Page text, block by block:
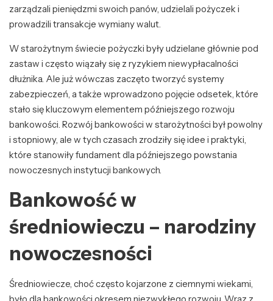
zarządzali pieniędzmi swoich panów, udzielali pożyczek i
prowadzili transakcje wymiany walut.
W starożytnym świecie pożyczki były udzielane głównie pod
zastaw i często wiązały się z ryzykiem niewypłacalności
dłużnika. Ale już wówczas zaczęto tworzyć systemy
zabezpieczeń, a także wprowadzono pojęcie odsetek, które
stało się kluczowym elementem późniejszego rozwoju
bankowości. Rozwój bankowości w starożytności był powolny
i stopniowy, ale w tych czasach zrodziły się idee i praktyki,
które stanowiły fundament dla późniejszego powstania
nowoczesnych instytucji bankowych.
Bankowość w
średniowieczu – narodziny
nowoczesności
Średniowiecze, choć często kojarzone z ciemnymi wiekami,